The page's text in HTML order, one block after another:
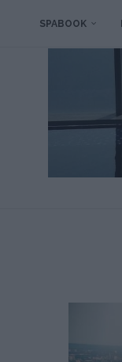
SPABOOK